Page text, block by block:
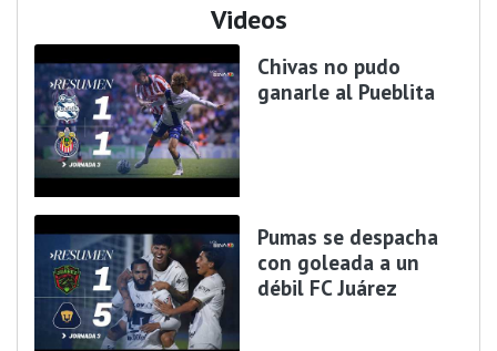
Videos
Chivas no pudo
ganarle al Pueblita
Pumas se despacha
con goleada a un
débil FC Juárez